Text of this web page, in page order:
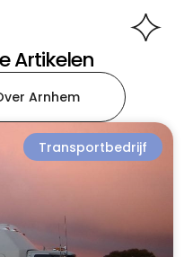
Artikelen
Arnhem
Transportbedrijf